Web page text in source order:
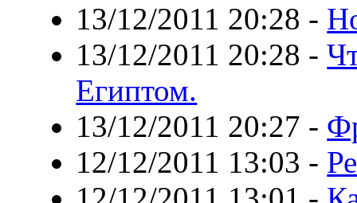
13/12/2011 20:28 -
13/12/2011 20:28 -
Египтом.
13/12/2011 20:27 -
12/12/2011 13:03 -